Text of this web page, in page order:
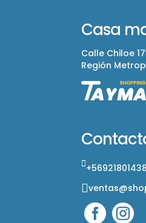
Casa
Calle Chiloe
Región
+56921801438
 